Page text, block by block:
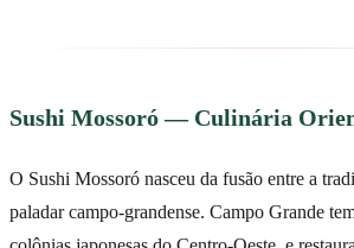
Sushi Mossoró — Culinária
O Sushi Mossoró nasceu da fusão entre a
paladar campo-grandense. Campo Grande